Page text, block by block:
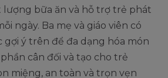
bữa ăn và hỗ trợ trẻ phát
ngày. Ba mẹ và giáo viên có
gợi ý trên để đa dạng hóa món
cân đối và tạo cho trẻ
miệng, an toàn và trọn vẹn